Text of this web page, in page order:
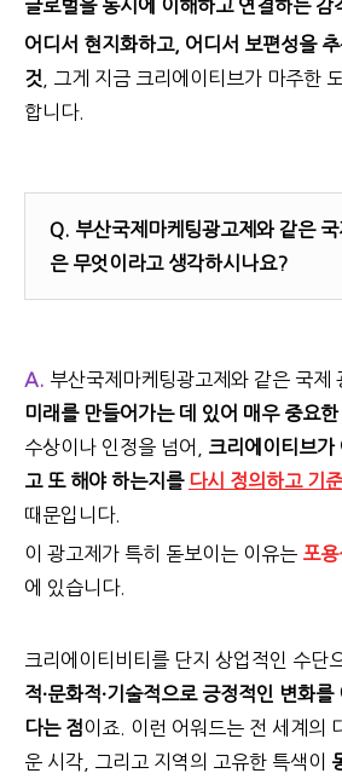
글로벌을 동시에 이해하고 연결하는 감
어디서 현지화하고, 어디서 보편성을
것 , 그게 지금 크리에이티브가 마주한
합니다.
Q. 부산국제마케팅광고제와 같은
은 무엇이라고 생각하시나요?
A. 부산국제마케팅광고제와 같은 국제
미래를 만들어가는 데 있어 매우 중요
수상이나 인정을 넘어, 크리에이티브가
고 또 해야 하는지를 다시 정의하고 기
때문입니다.
이 광고제가 특히 돋보이는 이유는 포
에 있습니다.
크리에이티비티를 단지 상업적인 수단
적·문화적·기술적으로 긍정적인 변화
다는 점이죠. 이런 어워드는 전 세계의
운 시각, 그리고 지역의 고유한 특색이